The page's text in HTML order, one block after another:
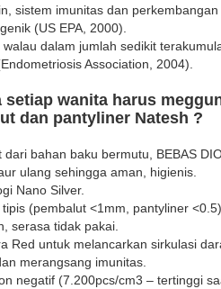
sistem imunitas dan perkembangan
(US EPA, 2000).
walau dalam jumlah sedikit
Association, 2004).
setiap wanita harus
dan pantyliner Natesh ?
dari bahan baku bermutu, BEBAS
ulang sehingga aman, higienis.
Nano Silver.
(pembalut <1mm, pantyliner
serasa tidak pakai.
Red untuk melancarkan sirkulasi
merangsang imunitas.
negatif (7.200pcs/cm3 – tertinggi